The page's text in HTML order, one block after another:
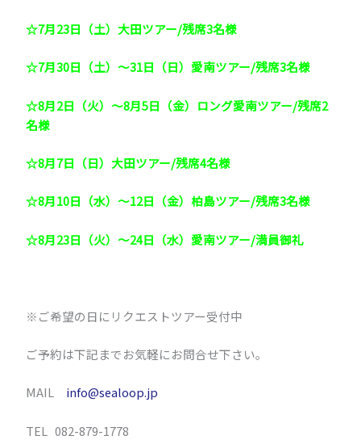
☆7月23日（土）大田ツアー/残席3名様
☆7月30日（土）～31日（日）愛南ツアー/残席3名様
☆8月2日（火）～8月5日（金）ロング愛南ツアー/残席2
名様
☆8月7日（日）大田ツアー/残席4名様
☆8月10日（水）～12日（金）柏島ツアー/残席3名様
☆8月23日（火）～24日（水）愛南ツアー/満員御礼
※ご希望の日にリクエストツアー受付中
ご予約は下記までお気軽にお問合せ下さい。
MAIL info@sealoop.jp
TEL 082-879-1778